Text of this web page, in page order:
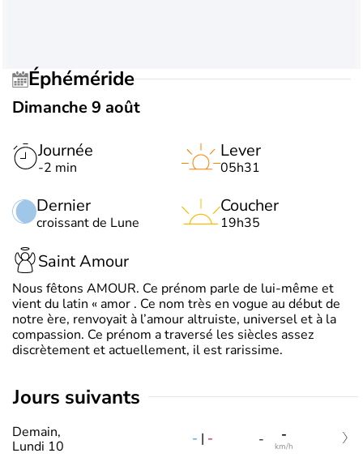
Éphéméride
Dimanche 9 août
Journée
-2 min
Dernier
croissant de Lune
Lever
05h31
Coucher
19h35
Saint Amour
Nous fêtons AMOUR. Ce prénom parle de lui-même et
vient du latin « amor . Ce nom très en vogue au début de
notre ère, renvoyait à l’amour altruiste, universel et à la
compassion. Ce prénom a traversé les siècles assez
discrètement et actuellement, il est rarissime.
jours suivants
Demain,
Lundi 10
- | - - -
km/h